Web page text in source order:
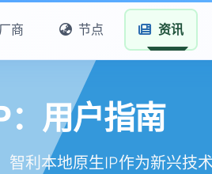
厂商 节点 资讯
：用户指南
利本地原生IP作为新兴技